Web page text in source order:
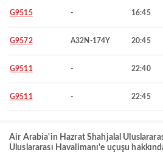
G9515 - 16:45
G9572 A32N-174Y 20:45
G9511 - 22:40
G9511 - 22:45
Air Arabia'in Hazrat Shahjalal
Uluslararası Havalimanı'e uçuşu